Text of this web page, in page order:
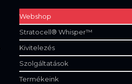
Webshop
Stratocell® Whisper™
Kivitelezés
Szolgáltatások
Termékeink